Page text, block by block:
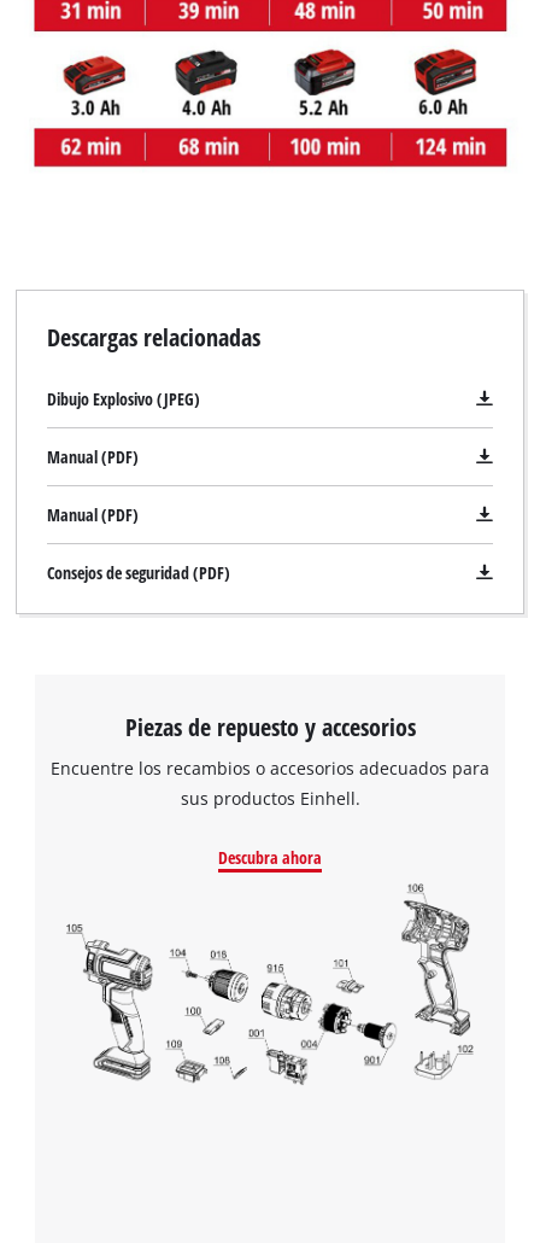
Descargas relacionadas
Dibujo Explosivo (JPEG)
Manual (PDF)
Manual (PDF)
Consejos de seguridad (PDF)
Piezas de repuesto y accesorios
Encuentre los recambios o accesorios adecuados para
sus productos Einhell.
Descubra ahora